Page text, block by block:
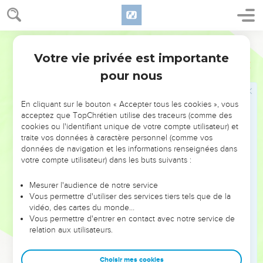
1 Samuel 5
sa main est appesantie sur nous, et sur Dagon notre Dieu.
8 Et ils envoyèrent, et assemblèrent vers eux tous les
l'Arche du Dieu d'Israël ? Et ils répondirent : Qu'on transporte
à Gath l'Arche du Dieu d'Israël. Ainsi on transporta l'Arche du
Mais il arriva qu'après qu'on l'eut transportée, la main de
l'Eternel fut sur la ville [de Gath] avec un fort grand effroi ; et
il frappa les gens de la ville depuis le plus petit jusqu'au plus
grand, tellement que leur fondement était couvert.
Ils envoyèrent donc l'Arche de Dieu à Hékron. Or comme
l'Arche de Dieu entrait à Hékron, ceux de Hékron s'écrièrent,
en disant : Ils ont fait détourner vers nous l'Arche du Dieu
d'Israël, pour nous faire mourir, nous et notre peuple.
C'est pourquoi ils envoyèrent, et assemblèrent tous les
du Dieu d'Israël, et qu'elle s'en retourne en son lieu ; afin
Votre vie privée est importante
pour nous
En cliquant sur le bouton « Accepter tous les cookies », vous
acceptez que TopChrétien utilise des traceurs (comme des
cookies ou l'identifiant unique de votre compte utilisateur) et
traite vos données à caractère personnel (comme vos
données de navigation et les informations renseignées dans
votre compte utilisateur) dans les buts suivants :
Mesurer l'audience de notre service
Vous permettre d'utiliser des services tiers tels que de la
vidéo, des cartes du monde…
Vous permettre d'entrer en contact avec notre service de
relation aux utilisateurs.
Choisir mes cookies